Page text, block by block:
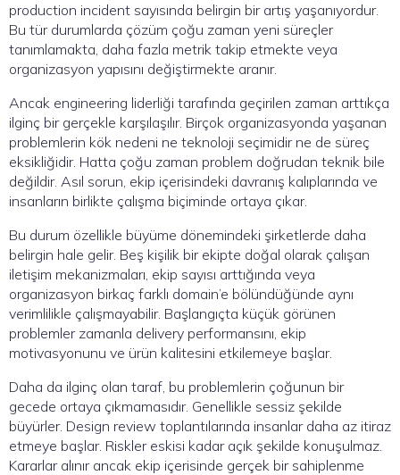
production incident sayısında belirgin bir artış yaşanıyordur.
Bu tür durumlarda çözüm çoğu zaman yeni süreçler
tanımlamakta, daha fazla metrik takip etmekte veya
organizasyon yapısını değiştirmekte aranır.
Ancak engineering liderliği tarafında geçirilen zaman arttıkça
ilginç bir gerçekle karşılaşılır. Birçok organizasyonda yaşanan
problemlerin kök nedeni ne teknoloji seçimidir ne de süreç
eksikliğidir. Hatta çoğu zaman problem doğrudan teknik bile
değildir. Asıl sorun, ekip içerisindeki davranış kalıplarında ve
insanların birlikte çalışma biçiminde ortaya çıkar.
Bu durum özellikle büyüme dönemindeki şirketlerde daha
belirgin hale gelir. Beş kişilik bir ekipte doğal olarak çalışan
iletişim mekanizmaları, ekip sayısı arttığında veya
organizasyon birkaç farklı domain’e bölündüğünde aynı
verimlilikle çalışmayabilir. Başlangıçta küçük görünen
problemler zamanla delivery performansını, ekip
motivasyonunu ve ürün kalitesini etkilemeye başlar.
Daha da ilginç olan taraf, bu problemlerin çoğunun bir
gecede ortaya çıkmamasıdır. Genellikle sessiz şekilde
büyürler. Design review toplantılarında insanlar daha az itiraz
etmeye başlar. Riskler eskisi kadar açık şekilde konuşulmaz.
Kararlar alınır ancak ekip içerisinde gerçek bir sahiplenme